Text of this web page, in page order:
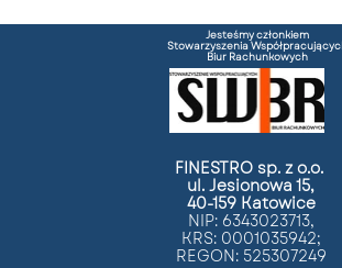
Jesteśmy członkiem
Stowarzyszenia
Biur Rachunkowych
FINESTRO sp. z o.o.
ul. Jesionowa 15,
40-159 Katowice
NIP: 6343023713,
KRS: 0001035942;
REGON: 525307249